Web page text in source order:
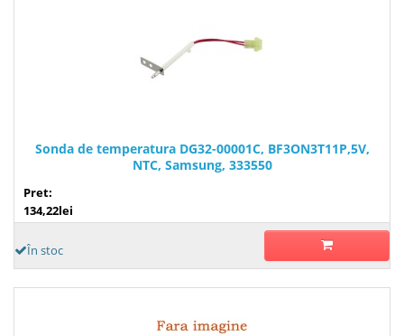
Sonda de temperatura DG32-00001C, BF3ON3T11P,5V,
NTC, Samsung, 333550
Pret:
134,22lei
În stoc